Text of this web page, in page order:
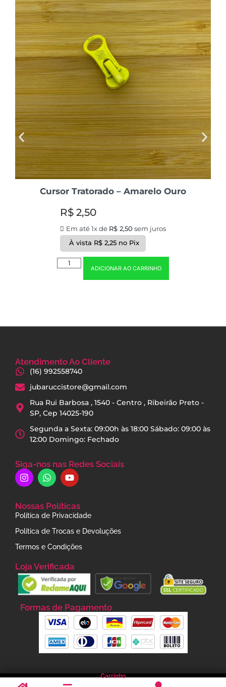
Carrinho
Cursor Tratorado – Amarelo Ouro
R$ 2,50
Em até 1x de R$ 2,50 sem juros
À vista R$2,25 no Pix
ADICIONAR AO CARRINHO
Atendimento Ao Cliente
(16) 992558740
jubaruccistore@gmail.com
Rua Rui Barbosa , 1540 - Centro , Ribeirão Preto -
SP, Cep 14025-190
Segunda a Sexta: 09:00h às 18:00 Sábado: 09:00 às
12:00 Domingo: Fechado
Siga-nos nas Redes Sociais
Nossas Políticas
Política de Privacidade
Política de Trocas e Devoluções
Termos e Condições
Loja Verificada
Formas de Pagamento